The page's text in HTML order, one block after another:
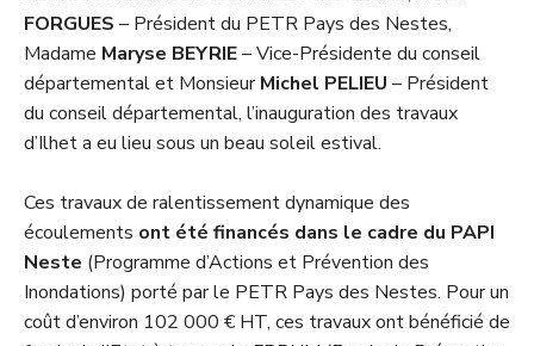
FORGUES – Président du PETR Pays des Nestes,
Madame Maryse BEYRIE– Vice-Présidente du conseil
départemental et MonsieurMichel PELIEU – Président
du conseil départemental, l’inauguration des travaux
d’Ilhet a eu lieu sous un beau soleil estival.
Ces travaux de ralentissement dynamique des
écoulements ont été financés dans le cadre du PAPI
Neste (Programme d’Actions et Prévention des
Inondations) porté par le PETR Pays des Nestes. Pour un
coût d’environ 102 000 € HT, ces travaux ont bénéficié de